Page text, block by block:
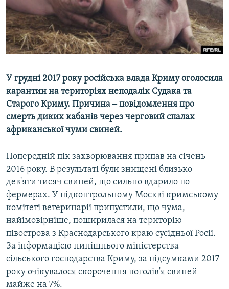
ВІДЕОУРОКИ «ELIFBE»
СВІДЧЕННЯ ОКУПАЦІЇ
УКРАЇНСЬКА ПРОБЛЕМА КРИМУ
Русский
Qırımtatar
Усі сайти RFE/RL
У грудні 2017 року російська влада Криму оголосила
карантин на територіях неподалік Судака та
Старого Криму. Причина ‒ повідомлення про
смерть диких кабанів через черговий спалах
африканської чуми свиней.
Попередній пік захворювання припав на січень
2016 року. В результаті були знищені близько
дев'яти тисяч свиней, що сильно вдарило по
фермерах. У підконтрольному Москві кримському
комітеті ветеринарії припустили, що чума,
найімовірніше, поширилася на територію
півострова з Краснодарського краю сусідньої Росії.
За інформацією нинішнього міністерства
сільського господарства Криму, за підсумками 2017
року очікувалося скорочення поголів'я свиней
майже на 7%.